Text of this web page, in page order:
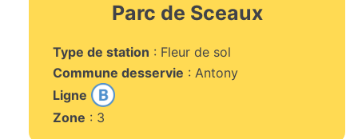
Parc de Sceaux
Type de station : Fleur de sol
Commune desservie : Antony
Ligne
Zone : 3